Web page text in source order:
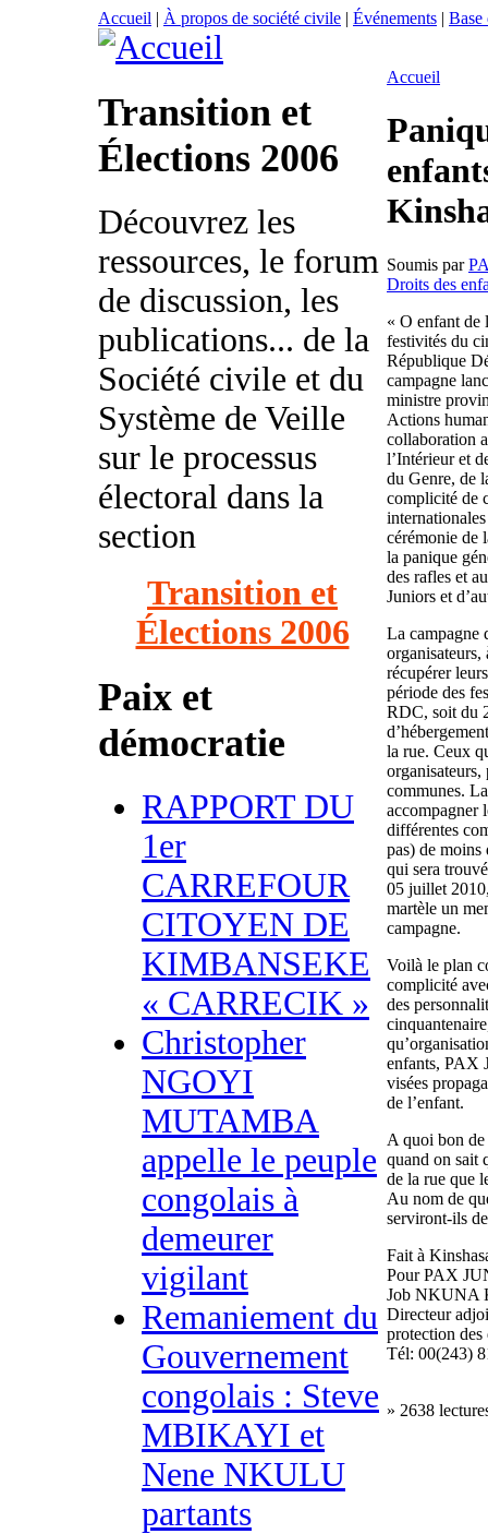
Accueil | À propos de société civile | Événements | Base
Transition et
Élections 2006
Découvrez les
ressources, le forum
de discussion, les
publications... de la
Société civile et du
Système de Veille
sur le processus
électoral dans la
section
Transition et
Élections 2006
Paix et
démocratie
RAPPORT DU
1er
CARREFOUR
CITOYEN DE
KIMBANSEKE
« CARRECIK »
Christopher
NGOYI
MUTAMBA
appelle le peuple
congolais à
demeurer
vigilant
Remaniement du
Gouvernement
congolais : Steve
MBIKAYI et
Nene NKULU
partants
Accueil
Soumis par
Droits des
« O enfant de
festivités du
République
campagne
ministre
Actions
collaboration
l’Intérieur et
du Genre, de
complicité de
cérémonie de
la panique
des rafles et
Juniors et
La campagne
organisateurs,
récupérer
période des
RDC, soit du
la rue. Ceux
organisateurs,
communes.
accompagner
différentes
pas) de moins
qui sera
05 juillet
martèle un
campagne.
Voilà le plan
complicité
des
enfants, PAX
visées
de l’enfant.
A quoi bon
quand on sait
de la rue que
Au nom de
serviront-ils
Fait à
Pour PAX
Job NKUNA
Directeur
protection des
Tél: 00(243)
» 2638